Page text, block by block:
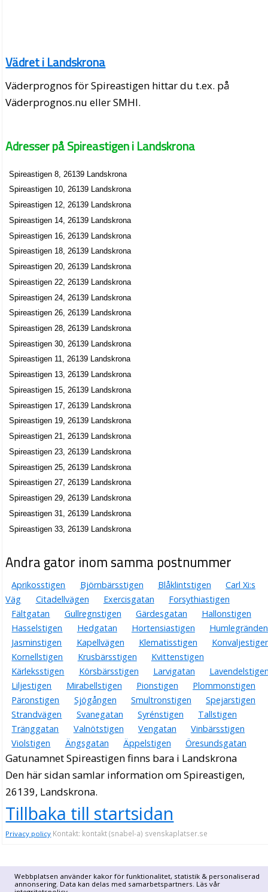
Webbplatsen använder kakor för funktionalitet, statistik & personaliserad
annonsering. Data kan delas med samarbetspartners. Läs vår
Vädret i Landskrona
Väderprognos för Spireastigen hittar du t.ex. på
Väderprognos.nu eller SMHI.
Adresser på Spireastigen i Landskrona
Spireastigen 8, 26139 Landskrona
Spireastigen 10, 26139 Landskrona
Spireastigen 12, 26139 Landskrona
Spireastigen 14, 26139 Landskrona
Spireastigen 16, 26139 Landskrona
Spireastigen 18, 26139 Landskrona
Spireastigen 20, 26139 Landskrona
Spireastigen 22, 26139 Landskrona
Spireastigen 24, 26139 Landskrona
Spireastigen 26, 26139 Landskrona
Spireastigen 28, 26139 Landskrona
Spireastigen 30, 26139 Landskrona
Spireastigen 11, 26139 Landskrona
Spireastigen 13, 26139 Landskrona
Spireastigen 15, 26139 Landskrona
Spireastigen 17, 26139 Landskrona
Spireastigen 19, 26139 Landskrona
Spireastigen 21, 26139 Landskrona
Spireastigen 23, 26139 Landskrona
Spireastigen 25, 26139 Landskrona
Spireastigen 27, 26139 Landskrona
Spireastigen 29, 26139 Landskrona
Spireastigen 31, 26139 Landskrona
Spireastigen 33, 26139 Landskrona
Andra gator inom samma postnummer
Aprikosstigen Björnbärsstigen Blåklintstigen
Carl Xi:s
Väg
Citadellvägen Exercisgatan
Forsythiastigen
Fältgatan
Gullregnstigen Gärdesgatan
Hallonstigen
Hasselstigen
Hedgatan Hortensiastigen
Humlegränden
Jasminstigen
Kapellvägen Klematisstigen
Kornellstigen
Krusbärsstigen
Kvittenstigen
Kärleksstigen
Körsbärsstigen Larvigatan
Liljestigen
Mirabellstigen Pionstigen
Plommonstigen
Päronstigen
Sjögången Smultronstigen
Spejarstigen
Strandvägen
Svanegatan Syrénstigen
Tallstigen
Tränggatan
Valnötstigen Vengatan
Vinbärsstigen
Violstigen
Ängsgatan Äppelstigen Öresundsgatan
Gatunamnet Spireastigen finns bara i Landskrona
Den här sidan samlar information om Spireastigen,
26139, Landskrona.
Tillbaka till startsidan
Privacy policy Kontakt: kontakt (snabel-a) svenskaplatser.se